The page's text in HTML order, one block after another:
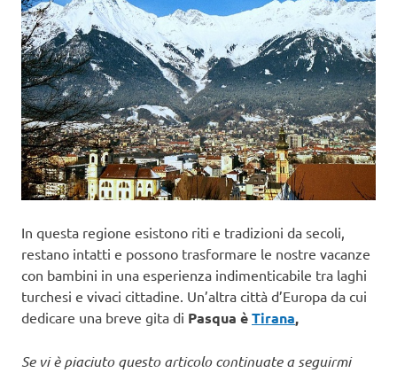
In questa regione esistono riti e tradizioni da secoli,
restano intatti e possono trasformare le nostre vacanze
con bambini in una esperienza indimenticabile tra laghi
turchesi e vivaci cittadine. Un’altra città d’Europa da cui
dedicare una breve gita di Pasqua èTirana,
Se vi è piaciuto questo articolo continuate a seguirmi